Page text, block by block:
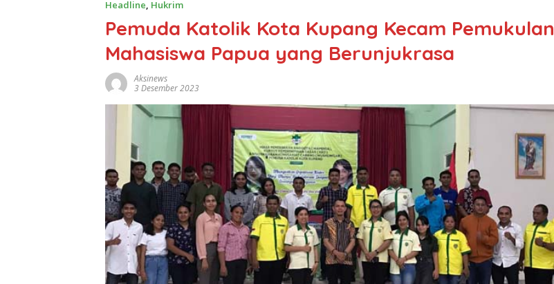
Headline, Hukrim
Pemuda Katolik Kota Kupang Kecam Pemukulan
Mahasiswa Papua yang Berunjukrasa
Aksinews
3 Desember 2023